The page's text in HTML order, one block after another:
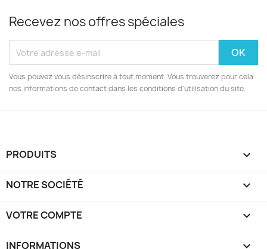
Recevez nos offres spéciales
Vous pouvez vous désinscrire à tout moment. Vous trouverez pour cela
nos informations de contact dans les conditions d'utilisation du site.
PRODUITS 
NOTRE SOCIÉTÉ 
VOTRE COMPTE 
INFORMATIONS keyboard_arrow_down